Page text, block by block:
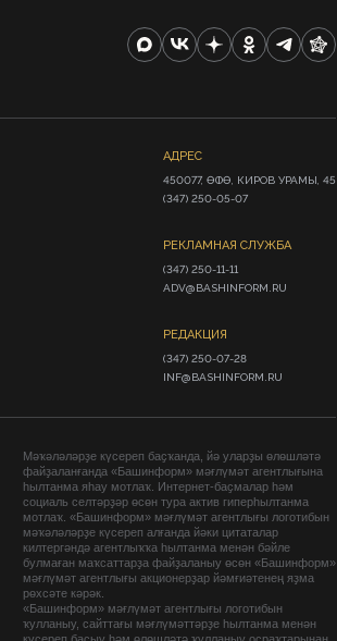
АДРЕС
450077, ӨФӨ, КИРОВ УРАМЫ, 45
(347) 250-05-07
РЕКЛАМНАЯ СЛУЖБА
(347) 250-11-11
ADV@BASHINFORM.RU
РЕДАКЦИЯ
(347) 250-07-28
INF@BASHINFORM.RU
Мәҡәләләрҙе күсереп баҫҡанда, йә уларҙы өлөшләтә
файҙаланғанда «Башинформ» мәғлүмәт агентлығына
һылтанма яһау мотлаҡ. Интернет-баҫмалар һәм
социаль селтәрҙәр өсөн тура актив гиперһылтанма
мотлаҡ. «Башинформ» мәғлүмәт агентлығы логотибын
мәҡәләләрҙе күсереп алғанда йәки цитаталар
килтергәндә агентлыҡҡа һылтанма менән бәйле
булмаған маҡсаттарҙа файҙаланыу өсөн «Башинформ»
мәғлүмәт агентлығы акционерҙар йәмғиәтенең яҙма
рөхсәте кәрәк.
«Башинформ» мәғлүмәт агентлығы логотибын
ҡулланыу, сайттағы мәғлүмәттәрҙе һылтанма менән